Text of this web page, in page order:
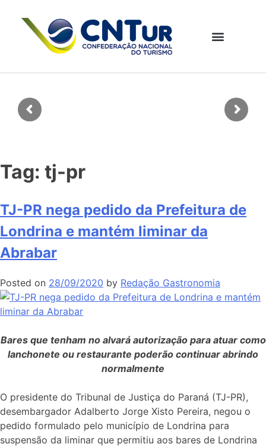
Tag: tj-pr
TJ-PR nega pedido da Prefeitura de
Londrina e mantém liminar da
Abrabar
Posted on 28/09/2020 by Redação Gastronomia
Bares que tenham no alvará autorização para atuar como
lanchonete ou restaurante poderão continuar abrindo
normalmente
O presidente do Tribunal de Justiça do Paraná (TJ-PR),
desembargador Adalberto Jorge Xisto Pereira, negou o
pedido formulado pelo município de Londrina para
suspensão da liminar que permitiu aos bares de Londrina